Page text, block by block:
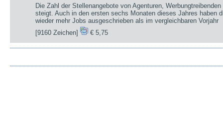
Die Zahl der Stellenangebote von Agenturen,
steigt. Auch in den ersten sechs Monaten dieses Jahres haben
wieder mehr Jobs ausgeschrieben als im vergleichbaren Vorjahr
[9160 Zeichen]
€ 5,75